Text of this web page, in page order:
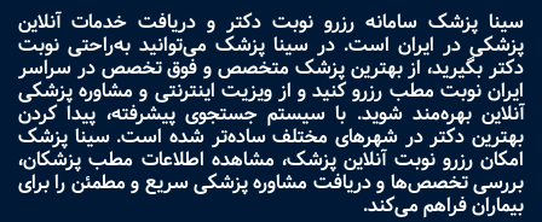
سینا پزشک سامانه رزرو نوبت دکتر و دریافت خدمات آنلاین
پزشکی در ایران است. در سینا پزشک می‌توانید به‌راحتی نوبت
دکتر بگیرید، از بهترین پزشک متخصص و فوق تخصص در سراسر
ایران نوبت مطب رزرو کنید و از ویزیت اینترنتی و مشاوره پزشکی
آنلاین بهره‌مند شوید. با سیستم جستجوی پیشرفته، پیدا کردن
بهترین دکتر در شهرهای مختلف ساده‌تر شده است. سینا پزشک
امکان رزرو نوبت آنلاین پزشک، مشاهده اطلاعات مطب پزشکان،
بررسی تخصص‌ها و دریافت مشاوره پزشکی سریع و مطمئن را برای
بیماران فراهم می‌کند.